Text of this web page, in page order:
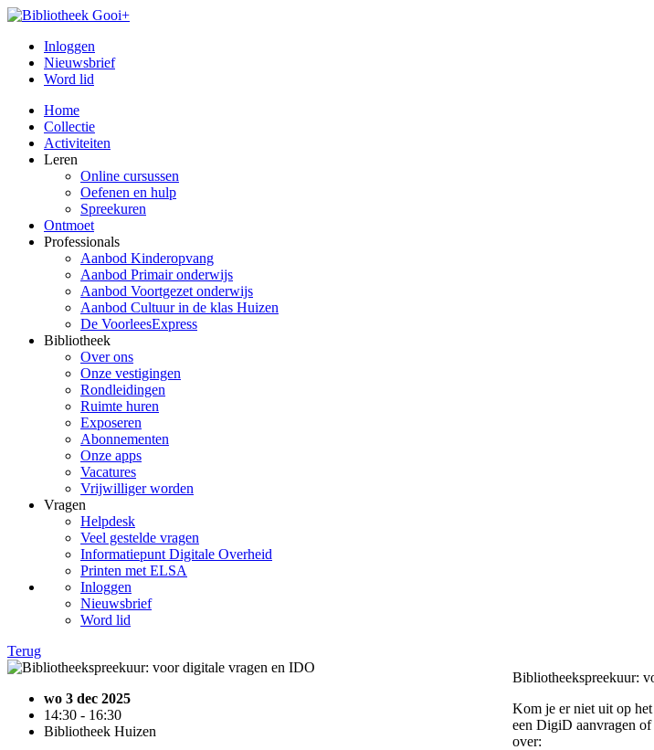
Inloggen
Nieuwsbrief
Word lid
Home
Collectie
Activiteiten
Leren
Online cursussen
Oefenen en hulp
Spreekuren
Ontmoet
Professionals
Aanbod Kinderopvang
Aanbod Primair onderwijs
Aanbod Voortgezet onderwijs
Aanbod Cultuur in de klas Huizen
De VoorleesExpress
Bibliotheek
Over ons
Onze vestigingen
Rondleidingen
Ruimte huren
Exposeren
Abonnementen
Onze apps
Vacatures
Vrijwilliger worden
Vragen
Helpdesk
Veel gestelde vragen
Informatiepunt Digitale Overheid
Printen met ELSA
Inloggen
Nieuwsbrief
Word lid
Terug
wo 3 dec 2025
14:30 - 16:30
Bibliotheek Huizen
Bibliotheekspreekuur:
Kom je er niet uit op
een DigiD aanvragen
over: